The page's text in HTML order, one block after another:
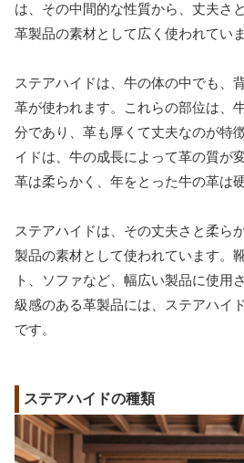
は、その中間的な性質から、丈夫さ
革製品の素材として広く使われていま
ステアハイドは、牛の体の中でも、
革が使われます。これらの部位は、
分であり、革も厚くて丈夫なのが特
イドは、牛の成長によって革の質が
革は柔らかく、年をとった牛の革は
ステアハイドは、その丈夫さと柔ら
製品の素材として使われています。
ト、ソファなど、幅広い製品に使用
級感のある革製品には、ステアハイ
です。
ステアハイドの種類